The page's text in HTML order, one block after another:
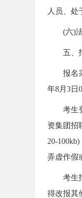
人员、
(六)法
五、
报名采
年8月3日
考生登
资集团招
20-
弄虚作假
考生报
得改报其